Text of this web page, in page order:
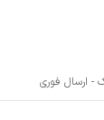
- ارسال فوری